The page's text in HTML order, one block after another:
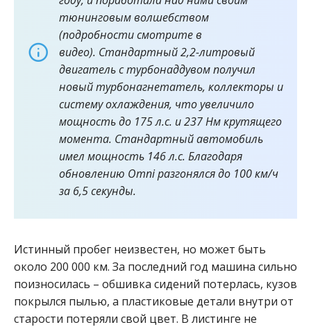
тюнинговым волшебством
(подробности смотрите в
видео). Стандартный 2,2-литровый
двигатель с турбонаддувом получил
новый турбонагнетатель, коллекторы и
систему охлаждения, что увеличило
мощность до 175 л.с. и 237 Нм крутящего
момента. Стандартный автомобиль
имел мощность 146 л.с. Благодаря
обновлению Omni разгонялся до 100 км/ч
за 6,5 секунды.
Истинный пробег неизвестен, но может быть
около 200 000 км. За последний год машина сильно
поизносилась – обшивка сидений потерлась, кузов
покрылся пылью, а пластиковые детали внутри от
старости потеряли свой цвет. В листинге не